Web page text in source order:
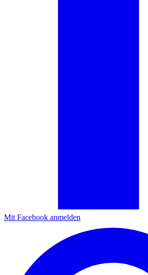
Mit Facebook anmelden